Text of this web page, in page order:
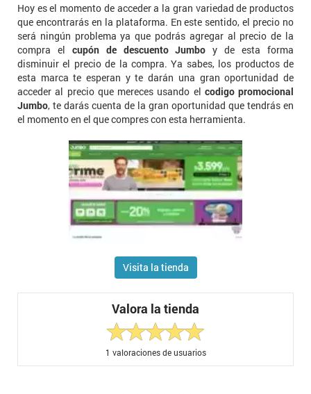
Hoy es el momento de acceder a la gran variedad de productos
que encontrarás en la plataforma. En este sentido, el precio no
será ningún problema ya que podrás agregar al precio de la
compra el cupón de descuento Jumbo y de esta forma
disminuir el precio de la compra. Ya sabes, los productos de
esta marca te esperan y te darán una gran oportunidad de
acceder al precio que mereces usando el codigo promocional
Jumbo, te darás cuenta de la gran oportunidad que tendrás en
el momento en el que compres con esta herramienta.
Visita la tienda
Valora la tienda
1 valoraciones de usuarios